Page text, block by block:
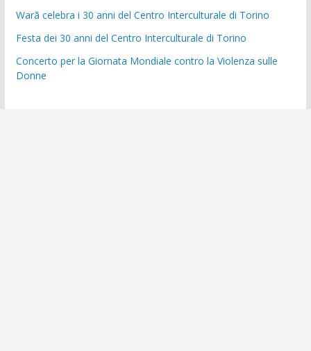
Warã celebra i 30 anni del Centro Interculturale di Torino
Festa dei 30 anni del Centro Interculturale di Torino
Concerto per la Giornata Mondiale contro la Violenza sulle
Donne